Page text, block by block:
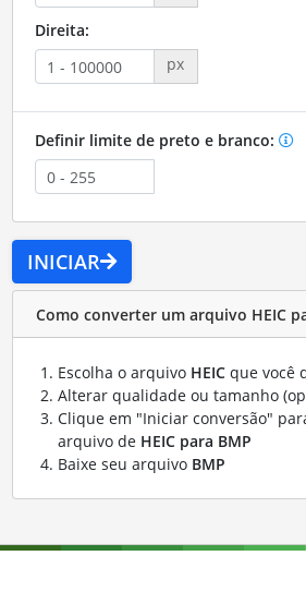
Direita:
px
Definir limite de preto e branco:
INICIAR
Como converter um arquivo HEIC
Escolha o arquivo HEICque você
Alterar qualidade ou tamanho
Clique em "Iniciar conversão"
arquivo de HEIC para BMP
Baixe seu arquivo BMP